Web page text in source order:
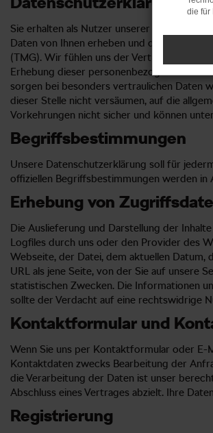
Sie erhalten als Nutzer unserer
Daten von Ihnen erheben und diese
(TMG). Wir fühlen uns der Vertraulichkeit
Erhebung dieser personenbezogenen
sorgen bei besonders vertraulichen Daten
dieser Stelle nicht versäumen, auf die
Vorkehrungen nicht sicher und können
Begriffsbestimmungen
Unsere Datenschutzerklärung soll für
offiziellen Begriffsbestimmungen werden in
Erhebung von
Die Auslieferung und Darstellung der
Logfiles durch uns oder den Provider des
Webseite, der Datei, dem aktuellen
URL als jene Seite, von der Sie auf unsere
statistischen Zwecken. Die Informationen
sollte der Verdacht auf eine rechtswidrige
Kontaktformular und
Wenn Sie uns per Kontaktformular oder E-
Kontaktdaten zwecks Bearbeitung der
die Verarbeitung der Daten ist unser
Abschluss eines Vertrages abzielt. Ihre
Registrierung
die für